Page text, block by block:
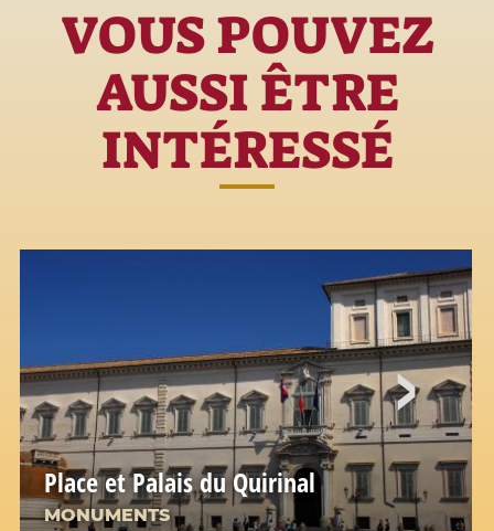
VOUS POUVEZ
AUSSI ÊTRE
INTÉRESSÉ
Place et Palais du Quirinal
MONUMENTS